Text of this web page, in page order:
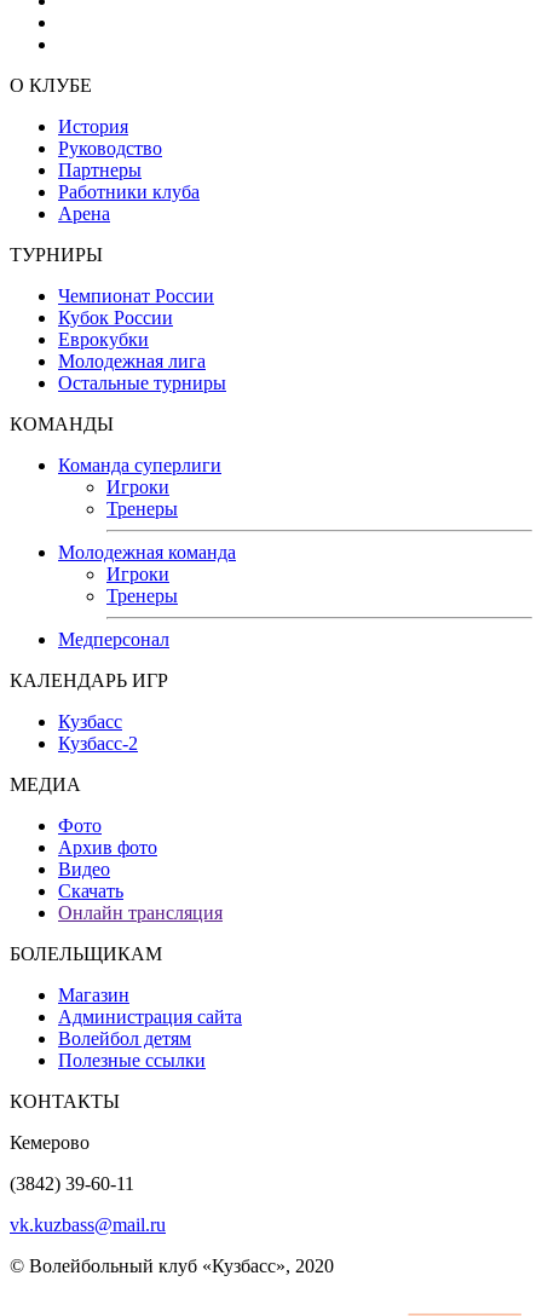
О КЛУБЕ
История
Руководство
Партнеры
Работники клуба
Арена
ТУРНИРЫ
Чемпионат России
Кубок России
Еврокубки
Молодежная лига
Остальные турниры
КОМАНДЫ
Команда суперлиги
Игроки
Тренеры
Молодежная команда
Игроки
Тренеры
Медперсонал
КАЛЕНДАРЬ ИГР
Кузбасс
Кузбасс-2
МЕДИА
Фото
Архив фото
Видео
Скачать
Онлайн трансляция
БОЛЕЛЬЩИКАМ
Магазин
Администрация сайта
Волейбол детям
Полезные ссылки
КОНТАКТЫ
Кемерово
(3842) 39-60-11
vk.kuzbass@mail.ru
© Волейбольный клуб «Кузбасс», 2020